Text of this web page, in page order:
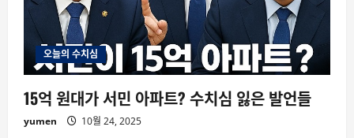
오늘의 수치심
15억 원대가 서민 아파트? 수치심 잃은 발언들
yumen 10월 24, 2025